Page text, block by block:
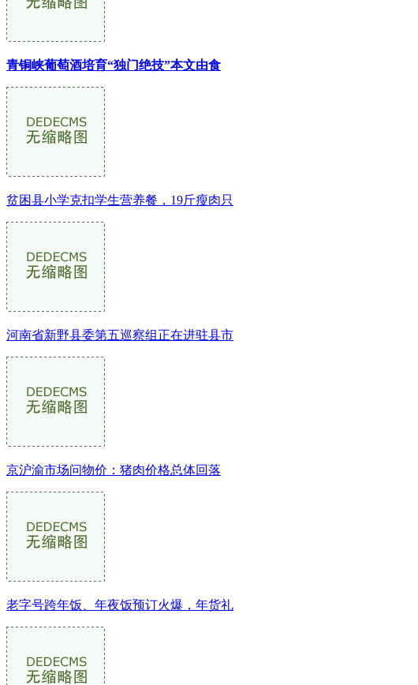
青铜峡葡萄酒培育“独门绝技”本文由食
贫困县小学克扣学生营养餐，19斤瘦肉只
河南省新野县委第五巡察组正在进驻县市
京沪渝市场问物价：猪肉价格总体回落
老字号跨年饭、年夜饭预订火爆，年货礼